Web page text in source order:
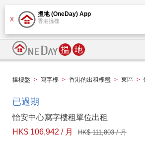
X
搵地 (OneDay) App
香港搵樓
搵樓盤 > 寫字樓 > 香港的出租樓盤 > 東區 >
已過期
怡安中心寫字樓租單位出租
HK$ 106,942 / 月
HK$ 111,803 / 月